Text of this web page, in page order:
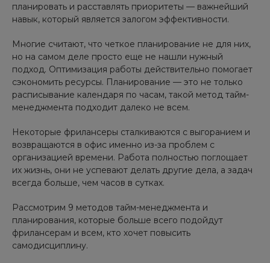
планировать и расставлять приоритеты — важнейший
навык, который является залогом эффективности.
Многие считают, что четкое планирование не для них,
но на самом деле просто еще не нашли нужный
подход. Оптимизация работы действительно помогает
сэкономить ресурсы. Планирование — это не только
расписывание календаря по часам, такой метод тайм-
менеджмента подходит далеко не всем.
Некоторые фрилансеры сталкиваются с выгоранием и
возвращаются в офис именно из-за проблем с
организацией времени. Работа полностью поглощает
их жизнь, они не успевают делать другие дела, а задач
всегда больше, чем часов в сутках.
Рассмотрим 9 методов тайм-менеджмента и
планирования, которые больше всего подойдут
фрилансерам и всем, кто хочет повысить
самодисциплину.